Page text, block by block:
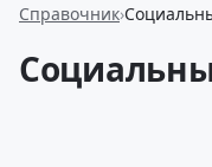
Справочник